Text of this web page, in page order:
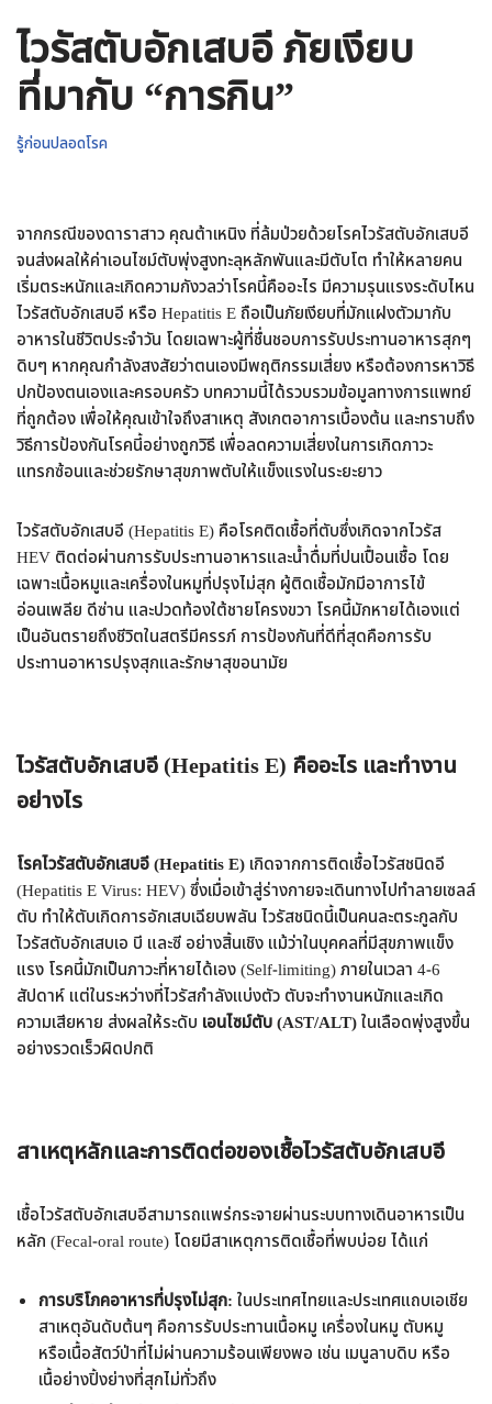
ไวรัสตับอักเสบอี ภัยเงียบ
ที่มากับ “การกิน”
รู้ก่อนปลอดโรค
จากกรณีของดาราสาว คุณต้าเหนิง ที่ล้มป่วยด้วยโรคไวรัสตับอักเสบอี
จนส่งผลให้ค่าเอนไซม์ตับพุ่งสูงทะลุหลักพันและมีตับโต ทำให้หลายคน
เริ่มตระหนักและเกิดความกังวลว่าโรคนี้คืออะไร มีความรุนแรงระดับไหน
ไวรัสตับอักเสบอี หรือ Hepatitis E ถือเป็นภัยเงียบที่มักแฝงตัวมากับ
อาหารในชีวิตประจำวัน โดยเฉพาะผู้ที่ชื่นชอบการรับประทานอาหารสุกๆ
ดิบๆ หากคุณกำลังสงสัยว่าตนเองมีพฤติกรรมเสี่ยง หรือต้องการหาวิธี
ปกป้องตนเองและครอบครัว บทความนี้ได้รวบรวมข้อมูลทางการแพทย์
ที่ถูกต้อง เพื่อให้คุณเข้าใจถึงสาเหตุ สังเกตอาการเบื้องต้น และทราบถึง
วิธีการป้องกันโรคนี้อย่างถูกวิธี เพื่อลดความเสี่ยงในการเกิดภาวะ
แทรกซ้อนและช่วยรักษาสุขภาพตับให้แข็งแรงในระยะยาว
ไวรัสตับอักเสบอี (Hepatitis E) คือโรคติดเชื้อที่ตับซึ่งเกิดจากไวรัส
HEV ติดต่อผ่านการรับประทานอาหารและน้ำดื่มที่ปนเปื้อนเชื้อ โดย
เฉพาะเนื้อหมูและเครื่องในหมูที่ปรุงไม่สุก ผู้ติดเชื้อมักมีอาการไข้
อ่อนเพลีย ดีซ่าน และปวดท้องใต้ชายโครงขวา โรคนี้มักหายได้เองแต่
เป็นอันตรายถึงชีวิตในสตรีมีครรภ์ การป้องกันที่ดีที่สุดคือการรับ
ประทานอาหารปรุงสุกและรักษาสุขอนามัย
ไวรัสตับอักเสบอี (Hepatitis E) คืออะไร และทำงาน
อย่างไร
โรคไวรัสตับอักเสบอี (Hepatitis E) เกิดจากการติดเชื้อไวรัสชนิดอี
(Hepatitis E Virus: HEV) ซึ่งเมื่อเข้าสู่ร่างกายจะเดินทางไปทำลายเซลล์
ตับ ทำให้ตับเกิดการอักเสบเฉียบพลัน ไวรัสชนิดนี้เป็นคนละตระกูลกับ
ไวรัสตับอักเสบเอ บี และซี อย่างสิ้นเชิง แม้ว่าในบุคคลที่มีสุขภาพแข็ง
แรง โรคนี้มักเป็นภาวะที่หายได้เอง (Self-limiting) ภายในเวลา 4-6
สัปดาห์ แต่ในระหว่างที่ไวรัสกำลังแบ่งตัว ตับจะทำงานหนักและเกิด
ความเสียหาย ส่งผลให้ระดับ เอนไซม์ตับ (AST/ALT)ในเลือดพุ่งสูงขึ้น
อย่างรวดเร็วผิดปกติ
สาเหตุหลักและการติดต่อของเชื้อไวรัสตับอักเสบอี
เชื้อไวรัสตับอักเสบอีสามารถแพร่กระจายผ่านระบบทางเดินอาหารเป็น
หลัก (Fecal-oral route) โดยมีสาเหตุการติดเชื้อที่พบบ่อย ได้แก่
การบริโภคอาหารที่ปรุงไม่สุก: ในประเทศไทยและประเทศแถบเอเชีย
สาเหตุอันดับต้นๆ คือการรับประทานเนื้อหมู เครื่องในหมู ตับหมู
หรือเนื้อสัตว์ป่าที่ไม่ผ่านความร้อนเพียงพอ เช่น เมนูลาบดิบ หรือ
เนื้อย่างปิ้งย่างที่สุกไม่ทั่วถึง